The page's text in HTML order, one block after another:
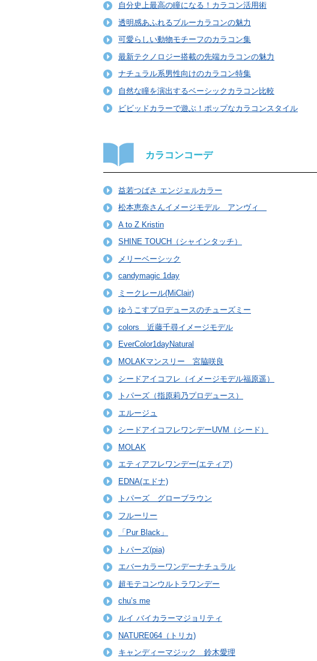
自分史上最高の瞳になる！カラコン活用術
透明感あふれるブルーカラコンの魅力
可愛らしい動物モチーフのカラコン集
最新テクノロジー搭載の先端カラコンの魅力
ナチュラル系男性向けのカラコン特集
自然な瞳を演出するベーシックカラコン比較
ビビッドカラーで遊ぶ！ポップなカラコンスタイル
カラコンコーデ
益若つばさ エンジェルカラー
松本恵奈さんイメージモデル アンヴィ
A to Z Kristin
SHINE TOUCH（シャインタッチ）
メリーベーシック
candymagic 1day
ミークレール(MiClair)
ゆうこすプロデュースのチューズミー
colors 近藤千尋イメージモデル
EverColor1dayNatural
MOLAKマンスリー 宮脇咲良
シードアイコフレ（イメージモデル福原遥）
トパーズ（指原莉乃プロデュース）
エルージュ
シードアイコフレワンデーUVM（シード）
MOLAK
エティアフレワンデー(エティア)
EDNA(エドナ)
トパーズ グローブラウン
フルーリー
「Pur Black」
トパーズ(pia)
エバーカラーワンデーナチュラル
超モテコンウルトラワンデー
chu’s me
ルイ バイカラーマジョリティ
NATURE064（トリカ)
キャンディーマジック 鈴木愛理